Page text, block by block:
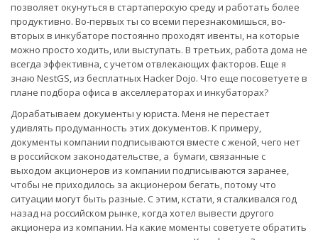
позволяет окунуться в стартаперскую среду и работать более
продуктивно. Во-первых ты со всеми перезнакомишься, во-
вторых в инкубаторе постоянно проходят ивенты, на которые
можно просто ходить, или выступать. В третьих, работа дома не
всегда эффективна, с учетом отвлекающих факторов. Еще я
знаю NestGS, из бесплатных Hacker Dojo. Что еще посоветуете в
плане подбора офиса в акселлераторах и инкубаторах?
Дорабатываем документы у юриста. Меня не перестает
удивлять продуманность этих документов. К примеру,
документы компании подписываются вместе с женой, чего нет
в российском законодательстве, а бумаги, связанные с
выходом акционеров из компании подписываются заранее,
чтобы не приходилось за акционером бегать, потому что
ситуации могут быть разные. С этим, кстати, я сталкивался год
назад на российском рынке, когда хотел вывести другого
акционера из компании. На какие моменты советуете обратить